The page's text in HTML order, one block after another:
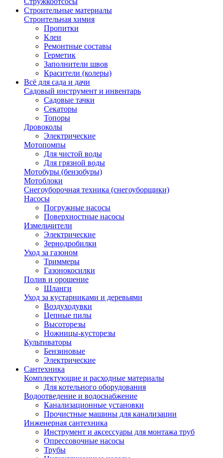
Строительные материалы
Строительная химия
Пропитки
Клеи
Ремонтные составы
Герметик
Заполнители швов
Красители (колеры)
Всё для сада и дачи
Садовый инструмент и инвентарь
Садовые тачки
Секаторы
Топоры
Дровоколы
Электрические
Мотопомпы
Для чистой воды
Для грязной воды
Мотобуры (бензобуры)
Мотоблоки
Снегоуборочная техника (снегоуборщики)
Насосы
Погружные насосы
Поверхностные насосы
Измельчители
Электрические
Зернодробилки
Уход за газоном
Триммеры
Газонокосилки
Полив и орошение
Шланги
Уход за кустарниками и деревьями
Воздуходувки
Цепные пилы
Высоторезы
Ножницы-кусторезы
Культиваторы
Бензиновые
Электрические
Сантехника
Комплектующие и расходные материалы
Для котельного оборудования
Водоотведение и водоснабжение
Канализационные установки
Прочистные машины для канализации
Инженерная сантехника
Инструмент и аксессуары для монтажа труб
Опрессовочные насосы
Трубы